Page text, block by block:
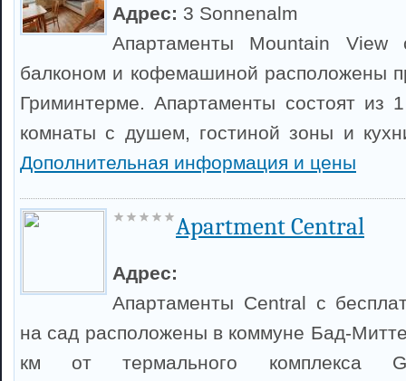
Адрес: 3 Sonnenalm
Апартаменты Mountain
балконом и кофемашиной расположены
Гриминтерме. Апартаменты состоят из
комнаты с душем, гостиной зоны и
Дополнительная информация и цены
Apartment Central
Адрес:
Апартаменты Central с
на сад расположены в коммуне Бад-
км от термального комплекса